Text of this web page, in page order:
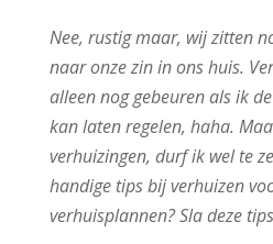
Nee, rustig maar, wij zitten
naar onze zin in ons huis.
alleen nog gebeuren als ik
kan laten regelen, haha.
verhuizingen, durf ik wel te
handige tips bij verhuizen
verhuisplannen? Sla deze